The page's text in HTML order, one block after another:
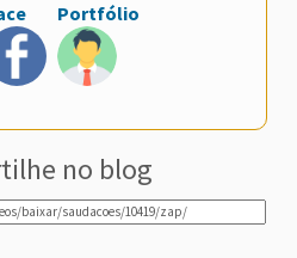
Portfólio
no blog